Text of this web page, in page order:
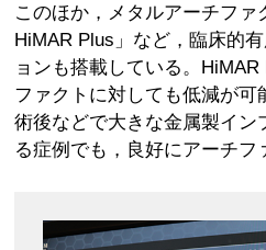
このほか，メタルアーチフ
HiMAR Plus」など，臨床的
ョンも搭載している。
ファクトに対しても低減が
術後などで大きな金属製イン
る症例でも，良好にアーチフ